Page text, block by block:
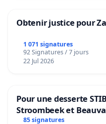
Obtenir justice pour
1 071 signatures
92 Signatures / 7 jours
22 Jul 2026
Pour une desserte
Stroombeek et
bediening van de
85 signatures